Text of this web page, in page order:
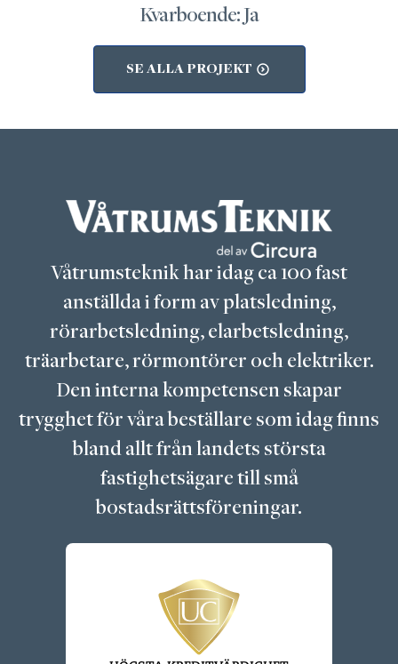
Kvarboende: Ja
SE ALLA PROJEKT
Våtrumsteknik har idag ca 100 fast
anställda i form av platsledning,
rörarbetsledning, elarbetsledning,
träarbetare, rörmontörer och elektriker.
Den interna kompetensen skapar
trygghet för våra beställare som idag finns
bland allt från landets största
fastighetsägare till små
bostadsrättsföreningar.